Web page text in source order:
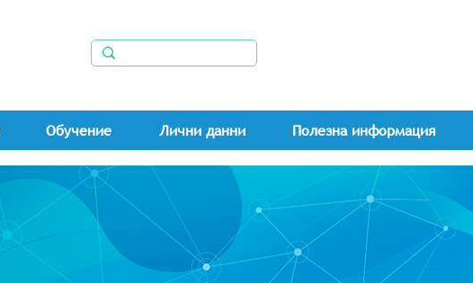
Обучение Лични данни Полезна информация